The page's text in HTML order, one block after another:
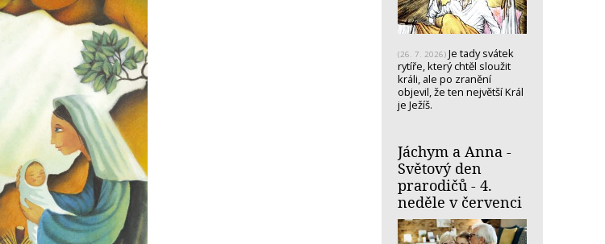
(26. 7. 2026) Je tady svátek
rytíře, který chtěl sloužit
králi, ale po zranění
objevil, že ten největší Král
je Ježíš.
Jáchym a Anna -
Světový den
prarodičů - 4.
neděle v červenci